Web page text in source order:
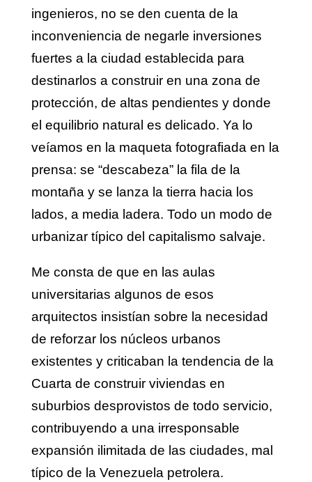
ingenieros, no se den cuenta de la
inconveniencia de negarle inversiones
fuertes a la ciudad establecida para
destinarlos a construir en una zona de
protección, de altas pendientes y donde
el equilibrio natural es delicado. Ya lo
veíamos en la maqueta fotografiada en la
prensa: se “descabeza” la fila de la
montaña y se lanza la tierra hacia los
lados, a media ladera. Todo un modo de
urbanizar típico del capitalismo salvaje.
Me consta de que en las aulas
universitarias algunos de esos
arquitectos insistían sobre la necesidad
de reforzar los núcleos urbanos
existentes y criticaban la tendencia de la
Cuarta de construir viviendas en
suburbios desprovistos de todo servicio,
contribuyendo a una irresponsable
expansión ilimitada de las ciudades, mal
típico de la Venezuela petrolera.